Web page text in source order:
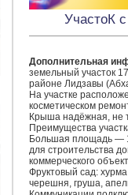
УчастоК
Дополнительная
земельный участок
районе Лидзавы
На участке
косметическом
Крыша надёжная, не
Преимущества
Большая площадь —
для строительства
коммерческого
Фруктовый сад:
черешня, груша,